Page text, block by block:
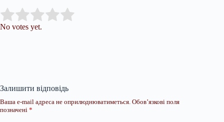
Rate this item:
No votes yet.
Залишити відповідь
Ваша e-mail адреса не оприлюднюватиметься. Обов’язкові поля
позначені *